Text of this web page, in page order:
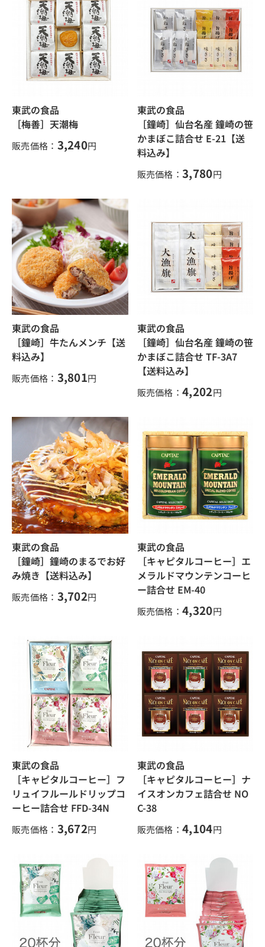
東武の食品
［梅善］天潮梅
販売価格： 3,240円
東武の食品
［鐘崎］仙台名産 鐘崎の笹
かまぼこ詰合せ E-21【送
料込み】
販売価格： 3,780円
東武の食品
［鐘崎］牛たんメンチ【送
料込み】
販売価格： 3,801円
東武の食品
［鐘崎］仙台名産 鐘崎の笹
かまぼこ詰合せ TF-3A7
【送料込み】
販売価格： 4,202円
東武の食品
［鐘崎］鐘崎のまるでお好
み焼き【送料込み】
販売価格： 3,702円
東武の食品
［キャピタルコーヒー］エ
メラルドマウンテンコーヒ
ー詰合せ EM-40
販売価格： 4,320円
東武の食品
［キャピタルコーヒー］フ
リュイフルールドリップコ
ーヒー詰合せ FFD-34N
販売価格： 3,672円
東武の食品
［キャピタルコーヒー］ナ
イスオンカフェ詰合せ NO
C-38
販売価格： 4,104円